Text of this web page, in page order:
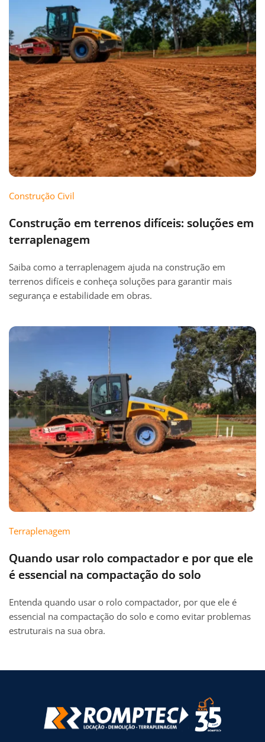
Construção Civil
Construção em terrenos difíceis: soluções em
terraplenagem
Saiba como a terraplenagem ajuda na construção em
terrenos difíceis e conheça soluções para garantir mais
segurança e estabilidade em obras.
Terraplenagem
Quando usar rolo compactador e por que ele
é essencial na compactação do solo
Entenda quando usar o rolo compactador, por que ele é
essencial na compactação do solo e como evitar problemas
estruturais na sua obra.